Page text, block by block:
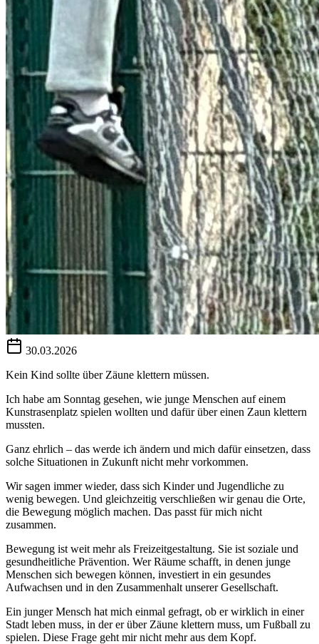
30.03.2026
Kein Kind sollte über Zäune klettern müssen.
Ich habe am Sonntag gesehen, wie junge Menschen auf einem
Kunstrasenplatz spielen wollten und dafür über einen Zaun klettern
mussten.
Ganz ehrlich – das werde ich ändern und mich dafür einsetzen, dass
solche Situationen in Zukunft nicht mehr vorkommen.
Wir sagen immer wieder, dass sich Kinder und Jugendliche zu
wenig bewegen. Und gleichzeitig verschließen wir genau die Orte,
die Bewegung möglich machen. Das passt für mich nicht
zusammen.
Bewegung ist weit mehr als Freizeitgestaltung. Sie ist soziale und
gesundheitliche Prävention. Wer Räume schafft, in denen junge
Menschen sich bewegen können, investiert in ein gesundes
Aufwachsen und in den Zusammenhalt unserer Gesellschaft.
Ein junger Mensch hat mich einmal gefragt, ob er wirklich in einer
Stadt leben muss, in der er über Zäune klettern muss, um Fußball zu
spielen. Diese Frage geht mir nicht mehr aus dem Kopf.